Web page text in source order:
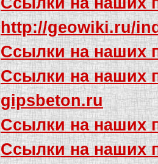
http://geowiki.ru/
Ссылки на наших
Ссылки на наших
gipsbeton.ru
Ссылки на наших
Ссылки на наших